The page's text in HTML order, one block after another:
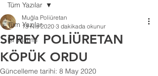
Tüm Yazılar
Isı Yalıtımı
Tüm Yazılar
SPREY POLİÜRETAN
KÖPÜK ORDU
Muğla Poliüretan
13 Nis 2020 3 dakikada okunur
Güncelleme tarihi: 8 May 2020